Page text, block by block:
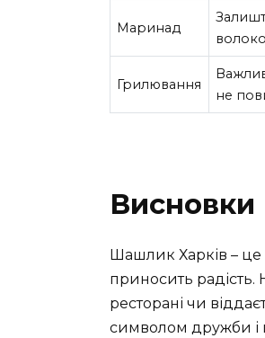
Маринад
Грилювання
не
Висновки
Шашлик Харків – це
приносить радість.
ресторані чи
символом дружби і